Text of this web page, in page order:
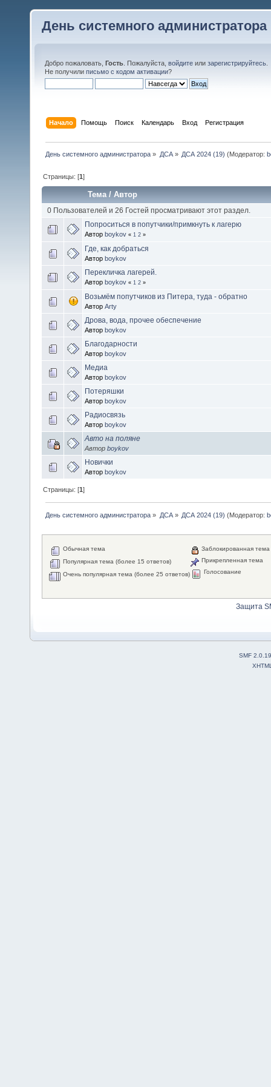
День системного администратора
Добро пожаловать, Гость . Пожалуйста, войдите или зарегистрируйтесь
Не получили письмо с кодом активации?
Начало Помощь Поиск Календарь Вход Регистрация
День системного администратора » ДСА» ДСА 2024 (19) (Модератор:
Страницы: [1]
Тема/Автор
0 Пользователей и 26 Гостей просматривают этот раздел.
Попроситься в попутчики/примкнуть к лагерю
Автор boykov « 1 2 »
Где, как добраться
Автор boykov
Перекличка лагерей.
Автор boykov « 1 2 »
Возьмём попутчиков из Питера, туда - обратно
Автор Arty
Дрова, вода, прочее обеспечение
Автор boykov
Благодарности
Автор boykov
Медиа
Автор boykov
Потеряшки
Автор boykov
Радиосвязь
Автор boykov
Авто на поляне
Автор boykov
Новички
Автор boykov
Страницы: [1]
День системного администратора » ДСА» ДСА 2024 (19) (Модератор:
Обычная тема
Популярная тема (более 15 ответов)
Очень популярная тема (более 25 ответов)
Заблокированная тема
Прикрепленная тема
Голосование
Защита
SMF 2.0.19